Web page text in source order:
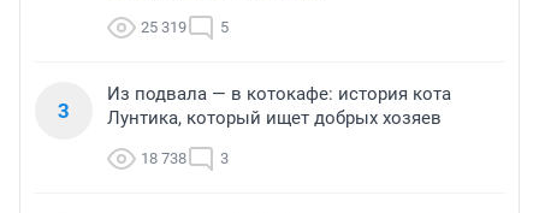
25 319 5
3
Из подвала — в котокафе: история кота
Лунтика, который ищет добрых хозяев
18 738 3